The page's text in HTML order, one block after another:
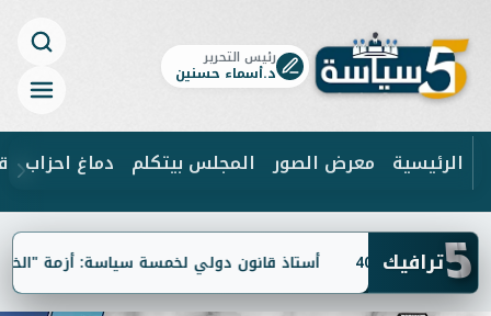
رئيس التحرير
د.أسماء حسنين
الرئيسية معرض الصور المجلس بيتكلم دماغ احزاب
ابحث 5ترافيك أستاذ قانون دولي لخمسة سياسة: أزمة "الخطوط